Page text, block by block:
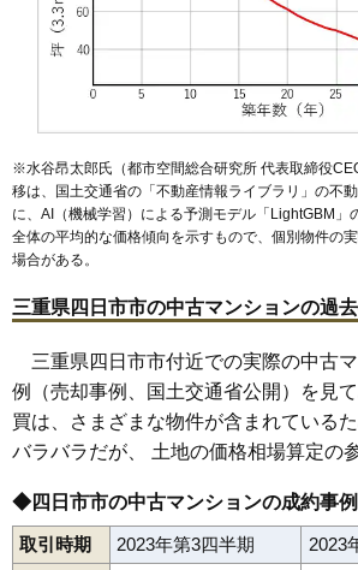
マンションナビで
無料一括査定をす
※水谷昂太郎氏（都市空間総合研究所 代表取締役
移は、国土交通省の「 不動産情報ライブラリ 」の不
に、AI（機械学習）による予測モデル「LightGBM」
全体の平均的な価格傾向を示すもので、個別物件の
場合がある。
三重県四日市市の中古マンションの過
三重県四日市市付近での実際の中古
例（売却事例、国土交通省公開）を見
買は、さまざまな物件が含まれている
バラバラだが、 土地の価格相場算定の
◆四日市市の中古マンションの成約事例
取引時期 2023年第3四半期 2023